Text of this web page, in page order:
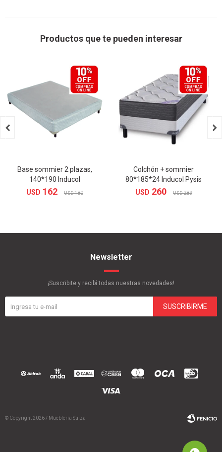
Productos que te pueden interesar
Base sommier 2 plazas,
140*190 Inducol
USD 162 USD 180
Colchón + sommier
80*185*24 Inducol Pysis
USD 260 USD 289
 
Newsletter
¡Suscribite y recibí todas nuestras novedades!
SUSCRIBIRME
© Copyright 2026 / Mueblería Suiza